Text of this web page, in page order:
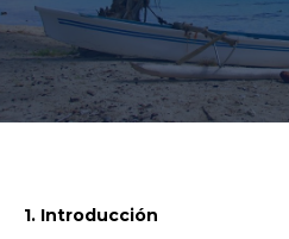
1. Introducción